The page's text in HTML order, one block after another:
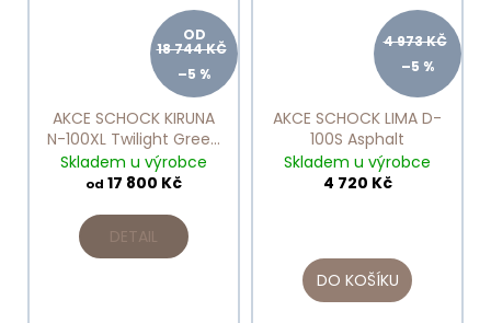
OD
18 744 KČ
–5 %
AKCE SCHOCK KIRUNA
N-100XL Twilight Green
Line
Skladem u výrobce
od 17 800 Kč
DETAIL
4 973 KČ
–5 %
AKCE SCHOCK LIMA D-
100S Asphalt
Skladem u výrobce
4 720 Kč
DO KOŠÍKU